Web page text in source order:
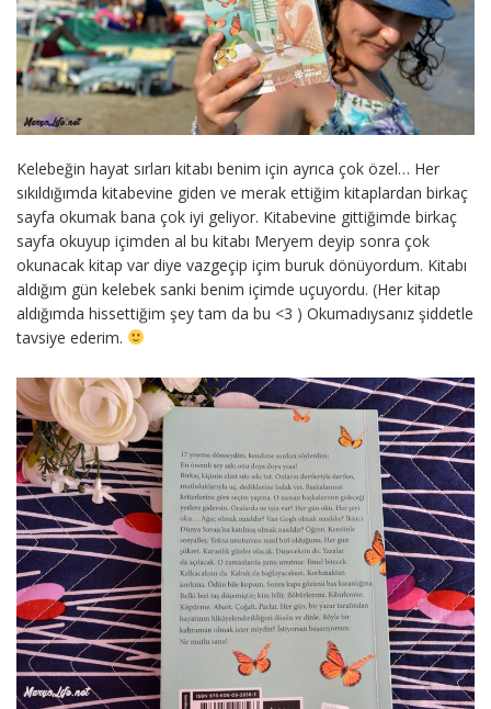
Kelebeğin hayat sırları kitabı benim için ayrıca çok özel… Her
sıkıldığımda kitabevine giden ve merak ettiğim kitaplardan birkaç
sayfa okumak bana çok iyi geliyor. Kitabevine gittiğimde birkaç
sayfa okuyup içimden al bu kitabı Meryem deyip sonra çok
okunacak kitap var diye vazgeçip içim buruk dönüyordum. Kitabı
aldığım gün kelebek sanki benim içimde uçuyordu. (Her kitap
aldığımda hissettiğim şey tam da bu <3 ) Okumadıysanız şiddetle
tavsiye ederim.